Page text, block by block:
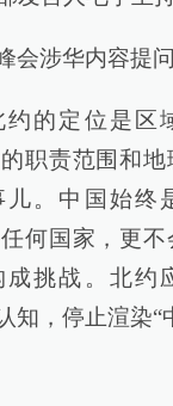
会涉华内容提问
约的定位是区
职责范围和
儿。中国始终
何国家，更
挑战。北约
知，停止渲染“